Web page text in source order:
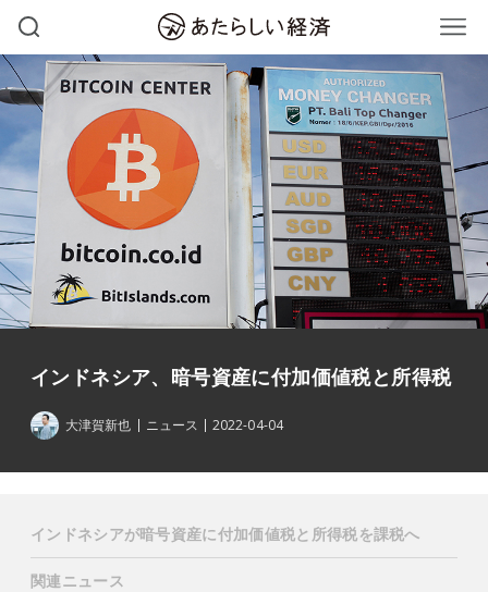
インドネシア、暗号資産に付加価値税と所得税
大津賀新也 ニュース 2022-04-04
インドネシアが暗号資産に付加価値税と所得税を課税へ
関連ニュース